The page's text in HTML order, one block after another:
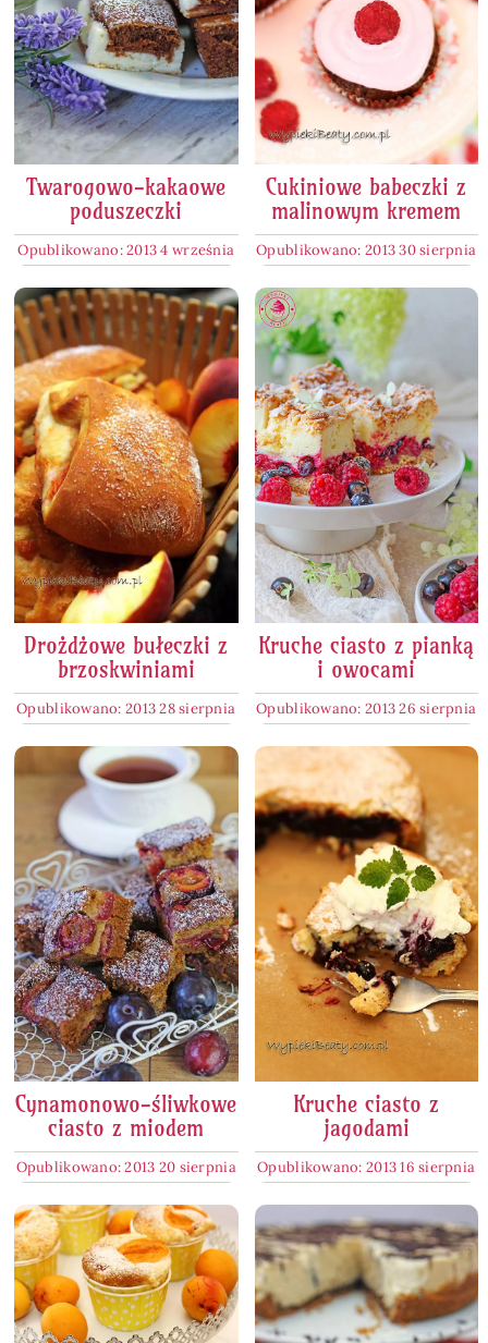
Twarogowo-kakaowe
poduszeczki
Opublikowano: 2013 4 września
Cukiniowe babeczki z
malinowym kremem
Opublikowano: 2013 30 sierpnia
Drożdżowe bułeczki z
brzoskwiniami
Opublikowano: 2013 28 sierpnia
Kruche ciasto z pianką
i owocami
Opublikowano: 2013 26 sierpnia
Cynamonowo-śliwkowe
ciasto z miodem
Opublikowano: 2013 20 sierpnia
Kruche ciasto z
jagodami
Opublikowano: 2013 16 sierpnia